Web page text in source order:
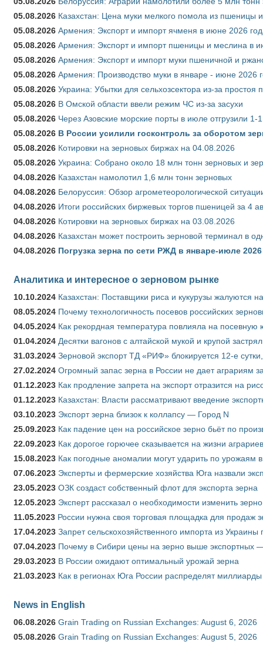
05.08.2026 Казахстан: Цена муки мелкого помола из пшеницы
05.08.2026 Армения: Экспорт и импорт ячменя в июне 2026
05.08.2026 Армения: Экспорт и импорт пшеницы и меслина в
05.08.2026 Армения: Экспорт и импорт муки пшеничной и
05.08.2026 Армения: Производство муки в январе - июне 2026
05.08.2026 Украина: Убытки для сельхозсектора из-за простоя
05.08.2026 В Омской области ввели режим ЧС из-за засухи
05.08.2026 Через Азовские морские порты в июле отгрузили
05.08.2026 В России усилили госконтроль за оборотом
05.08.2026 Котировки на зерновых биржах на 04.08.2026
05.08.2026 Украина: Собрано около 18 млн тонн зерновых и
04.08.2026 Казахстан намолотил 1,6 млн тонн зерновых
04.08.2026 Белоруссия: Обзор агрометеорологической
04.08.2026 Итоги российских биржевых торгов пшеницей за 4
04.08.2026 Котировки на зерновых биржах на 03.08.2026
04.08.2026 Казахстан может построить зерновой терминал в
04.08.2026 Погрузка зерна по сети РЖД в январе-июле
Аналитика и интересное о зерновом рынке
10.10.2024 Казахстан: Поставщики риса и кукурузы жалуются
08.05.2024 Почему технологичность посевов российских
04.05.2024 Как рекордная температура повлияла на
01.04.2024 Десятки вагонов с алтайской мукой и крупой
31.03.2024 Зерновой экспорт ТД «РИФ» блокируется 12-е
27.02.2024 Огромный запас зерна в России не дает аграриям
01.12.2023 Как продление запрета на экспорт отразится на
01.12.2023 Казахстан: Власти рассматривают введение
03.10.2023 Экспорт зерна близок к коллапсу — Город N
25.09.2023 Как падение цен на российское зерно бьёт по
22.09.2023 Как дорогое горючее сказывается на жизни аграриев
15.08.2023 Как погодные аномалии могут ударить по урожаям
07.06.2023 Эксперты и фермерские хозяйства Юга назвали
23.05.2023 ОЗК создаст собственный флот для экспорта зерна
12.05.2023 Эксперт рассказал о необходимости изменить
11.05.2023 России нужна своя торговая площадка для продаж
17.04.2023 Запрет сельскохозяйственного импорта из
07.04.2023 Почему в Сибири цены на зерно выше экспортных
29.03.2023 В России ожидают оптимальный урожай зерна
21.03.2023 Как в регионах Юга России распределят
News in English
06.08.2026 Grain Trading on Russian Exchanges: August 6, 2026
05.08.2026 Grain Trading on Russian Exchanges: August 5, 2026